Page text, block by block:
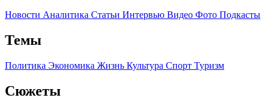
Новости Аналитика Статьи Интервью Видео Фото Подкасты
Темы
Политика Экономика Жизнь Культура Спорт Туризм
Сюжеты